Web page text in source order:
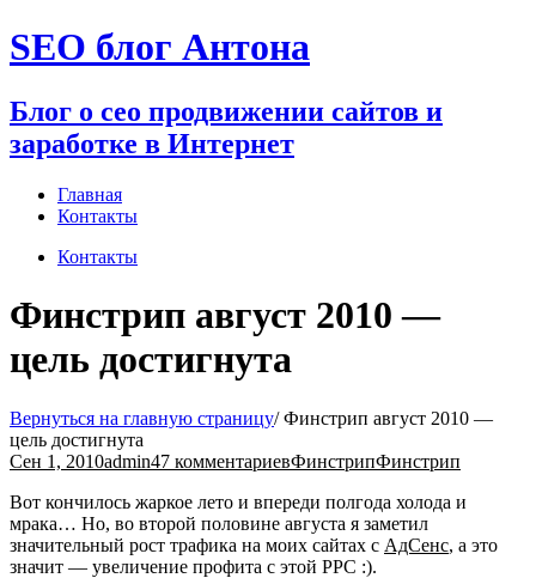
Перейти
к
SEO блог Антона
Блог о сео продвижении сайтов и
заработке в Интернет
Главная
Контакты
Контакты
Финстрип август 2010 —
цель достигнута
Вернуться на главную страницу/Финстрип август 2010 —
цель достигнута
Сен 1, 2010admin47 комментариевФинстрипФинстрип
Вот кончилось жаркое лето и впереди полгода холода и
мрака… Но, во второй половине августа я заметил
значительный рост трафика на моих сайтах с АдСенс, а это
значит — увеличение профита с этой PPC :).